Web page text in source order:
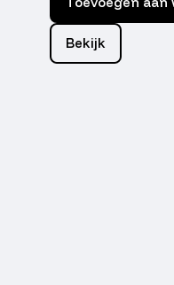
Bekijk